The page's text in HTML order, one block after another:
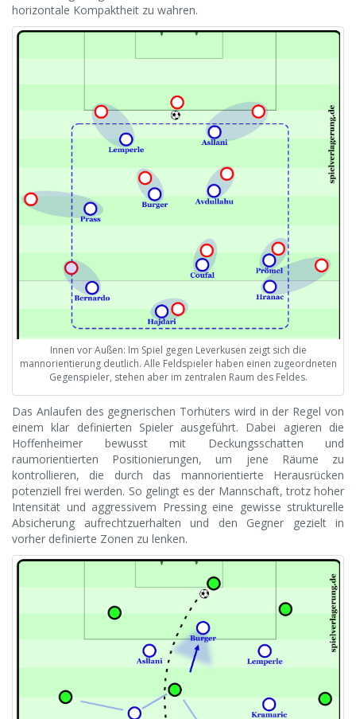
horizontale Kompaktheit zu wahren.
Innen vor Außen: Im Spiel gegen Leverkusen zeigt sich die
mannorientierung deutlich. Alle Feldspieler haben einen zugeordneten
Gegenspieler, stehen aber im zentralen Raum des Feldes.
Das Anlaufen des gegnerischen Torhüters wird in der Regel von
einem klar definierten Spieler ausgeführt. Dabei agieren die
Hoffenheimer bewusst mit Deckungsschatten und
raumorientierten Positionierungen, um jene Räume zu
kontrollieren, die durch das mannorientierte Herausrücken
potenziell frei werden. So gelingt es der Mannschaft, trotz hoher
Intensität und aggressivem Pressing eine gewisse strukturelle
Absicherung aufrechtzuerhalten und den Gegner gezielt in
vorher definierte Zonen zu lenken.